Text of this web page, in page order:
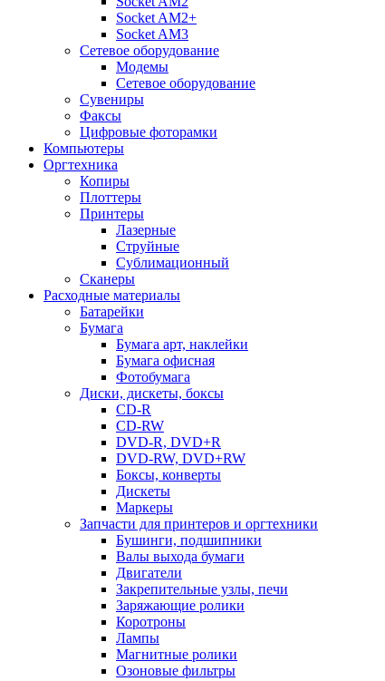
Socket AM2+
Socket AM3
Сетевое оборудование
Модемы
Сетевое оборудование
Сувениры
Факсы
Цифровые фоторамки
Компьютеры
Оргтехника
Копиры
Плоттеры
Принтеры
Лазерные
Струйные
Сублимационный
Сканеры
Расходные материалы
Батарейки
Бумага
Бумага арт, наклейки
Бумага офисная
Фотобумага
Диски, дискеты, боксы
CD-R
CD-RW
DVD-R, DVD+R
DVD-RW, DVD+RW
Боксы, конверты
Дискеты
Маркеры
Запчасти для принтеров и оргтехники
Бушинги, подшипники
Валы выхода бумаги
Двигатели
Закрепительные узлы, печи
Заряжающие ролики
Коротроны
Лампы
Магнитные ролики
Озоновые фильтры